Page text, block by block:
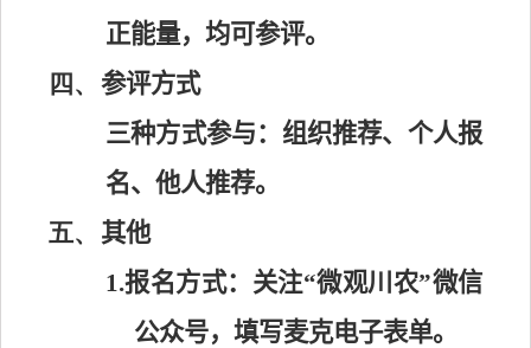
正能量，均可参评。
四、 参评方式
三种方式参与：组织推荐、个人报
名、他人推荐。
五、
其他
1.报名方式：关注“微观川农”微信
公众号，填写麦克电子表单。